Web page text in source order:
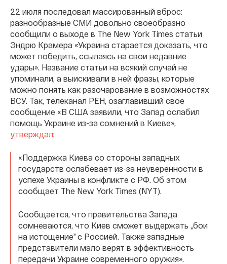
22 июля последовал массированный вброс:
разнообразные СМИ довольно своеобразно
сообщили о выходе в The New York Times статьи
Эндрю Крамера «Украина старается доказать, что
может победить, ссылаясь на свои недавние
удары». Название статьи на всякий случай не
упоминали, а выискивали в ней фразы, которые
можно понять как разочарование в возможностях
ВСУ. Так, телеканал РЕН, озаглавивший свое
сообщение «В США заявили, что Запад ослабил
помощь Украине из-за сомнений в Киеве»,
утверждал:
«Поддержка Киева со стороны западных
государств ослабевает из-за неуверенности в
успехе Украины в конфликте с РФ. Об этом
сообщает The New York Times (NYT).
Сообщается, что правительства Запада
сомневаются, что Киев сможет выдержать „бои
на истощение” с Россией. Также западные
представители мало верят в эффективность
передачи Украине современного оружия».